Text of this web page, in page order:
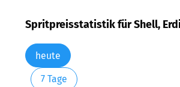
Spritpreisstatistik für Shell,
heute
7 Tage